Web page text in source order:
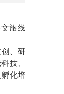
旅线
、研
技、
孵化培